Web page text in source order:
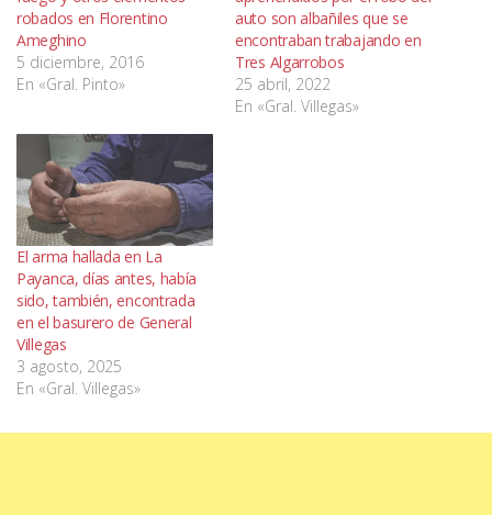
robados en Florentino
Ameghino
5 diciembre, 2016
En «Gral. Pinto»
auto son albañiles que se
encontraban trabajando en
Tres Algarrobos
25 abril, 2022
En «Gral. Villegas»
El arma hallada en La
Payanca, días antes, había
sido, también, encontrada
en el basurero de General
Villegas
3 agosto, 2025
En «Gral. Villegas»